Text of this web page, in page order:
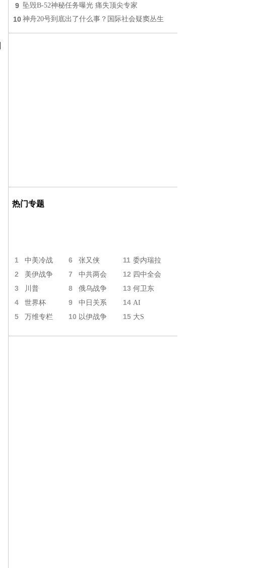
9 坠毁B-52神秘任务曝光 痛失顶尖专家
10 神舟20号到底出了什么事？国际社会疑窦丛生
热门专题
1 中美冷战 6 张又侠 11 委内瑞拉
2 美伊战争 7 中共两会 12 四中全会
3 川普 8 俄乌战争 13 何卫东
4 世界杯 9 中日关系 14 AI
5 万维专栏 10 以伊战争 15 大S